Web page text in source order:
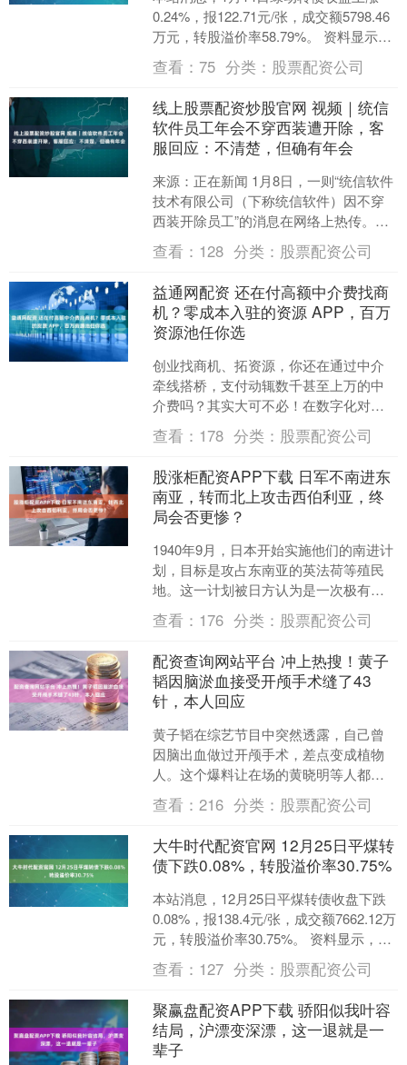
0.24%，报122.71元/张，成交额5798.46
万元，转股溢价率58.79%。 资料显示，
绿动转债信用级别为“AA+”....
查看：75 分类： 股票配资公司
线上股票配资炒股官网 视频｜统信
软件员工年会不穿西装遭开除，客
服回应：不清楚，但确有年会
来源：正在新闻 1月8日，一则“统信软件
技术有限公司（下称统信软件）因不穿
西装开除员工”的消息在网络上热传。聊
天截图显示，公司于1月9日开展年会，
要求员工穿着西....
查看： 128 分类： 股票配资公司
益通网配资 还在付高额中介费找商
机？零成本入驻的资源 APP，百万
资源池任你选
创业找商机、拓资源，你还在通过中介
牵线搭桥，支付动辄数千甚至上万的中
介费吗？其实大可不必！在数字化对接
的当下，一批零成本入驻的资源整合
APP早已崛起，它们手握百....
查看： 178 分类： 股票配资公司
股涨柜配资APP下载 日军不南进东
南亚，转而北上攻击西伯利亚，终
局会否更惨？
1940年9月，日本开始实施他们的南进计
划，目标是攻占东南亚的英法荷等殖民
地。这一计划被日方认为是一次极有利
的行动，他们称之为一石三鸟。首先，
东南亚地区丰富的石....
查看： 176 分类： 股票配资公司
配资查询网站平台 冲上热搜！黄子
韬因脑淤血接受开颅手术缝了43
针，本人回应
黄子韬在综艺节目中突然透露，自己曾
因脑出血做过开颅手术，差点变成植物
人。这个爆料让在场的黄晓明等人都震
惊了，大家都难以相信，怎么会发生这
种事呢？ 展开剩余55%....
查看：216 分类： 股票配资公司
大牛时代配资官网 12月25日平煤转
债下跌0.08%，转股溢价率30.75%
本站消息，12月25日平煤转债收盘下跌
0.08%，报138.4元/张，成交额7662.12万
元，转股溢价率30.75%。 资料显示，平
煤转债信用级别为“AAA”....
查看： 127 分类： 股票配资公司
聚赢盘配资APP下载 骄阳似我叶容
结局，沪漂变深漂，这一退就是一
辈子